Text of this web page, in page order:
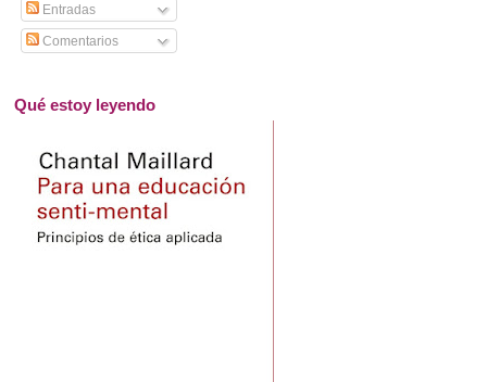
Entradas
Comentarios
Qué estoy leyendo